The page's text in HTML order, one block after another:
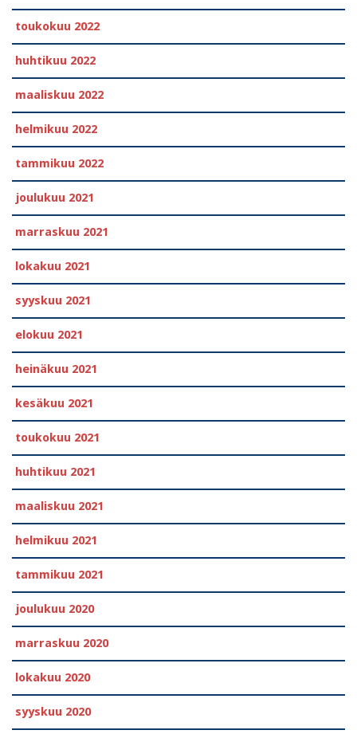
toukokuu 2022
huhtikuu 2022
maaliskuu 2022
helmikuu 2022
tammikuu 2022
joulukuu 2021
marraskuu 2021
lokakuu 2021
syyskuu 2021
elokuu 2021
heinäkuu 2021
kesäkuu 2021
toukokuu 2021
huhtikuu 2021
maaliskuu 2021
helmikuu 2021
tammikuu 2021
joulukuu 2020
marraskuu 2020
lokakuu 2020
syyskuu 2020